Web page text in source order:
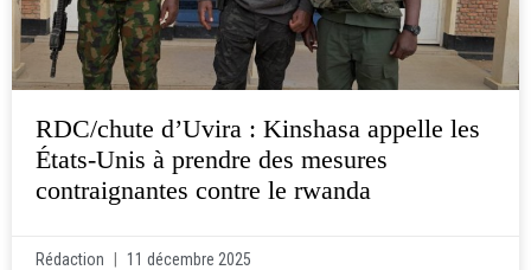
RDC/chute d’Uvira : Kinshasa appelle les
États-Unis à prendre des mesures
contraignantes contre le rwanda
Rédaction 11 décembre 2025